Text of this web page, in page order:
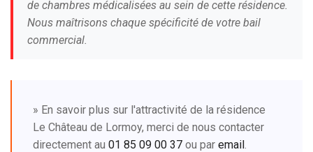
de chambres médicalisées au sein de cette résidence.
Nous maîtrisons chaque spécificité de votre bail
commercial.
» En savoir plus sur l'attractivité de la résidence
Le Château de Lormoy, merci de nous contacter
directement au 01 85 09 00 37 ou par email.